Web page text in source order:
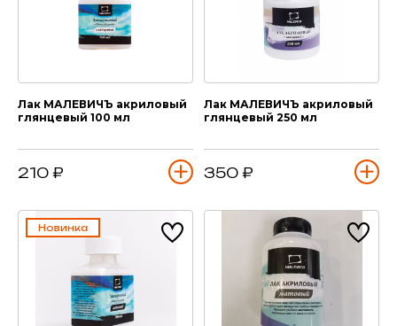
Лак МАЛЕВИЧЪ акриловый
глянцевый 100 мл
210 ₽
Лак МАЛЕВИЧЪ акриловый
глянцевый 250 мл
350 ₽
Новинка